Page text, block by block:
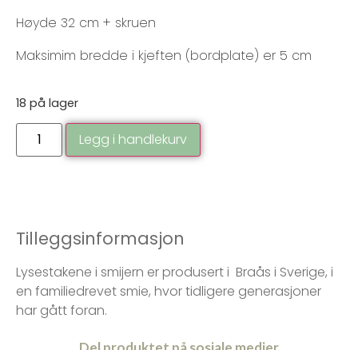
Høyde 32 cm + skruen
Maksimim bredde i kjeften (bordplate) er 5 cm
18 på lager
Legg i handlekurv
Tilleggsinformasjon
Lysestakene i smijern er produsert i Braås i Sverige, i
en familiedrevet smie, hvor tidligere generasjoner
har gått foran.